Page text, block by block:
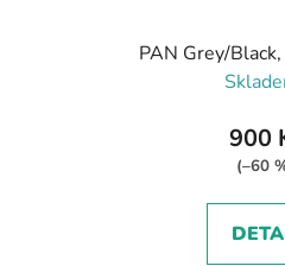
PAN Grey/
900
(–60